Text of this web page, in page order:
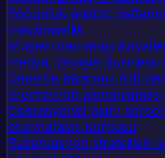
Yoğunluk analizi:
mevsimsellik
Müşteri davranışı
medya, Google
Deneme tasarımı: A/B
promosyon zamanlaması
Operasyonel plan:
oturma/akış kurgusu
Rezervasyon stratejileri: